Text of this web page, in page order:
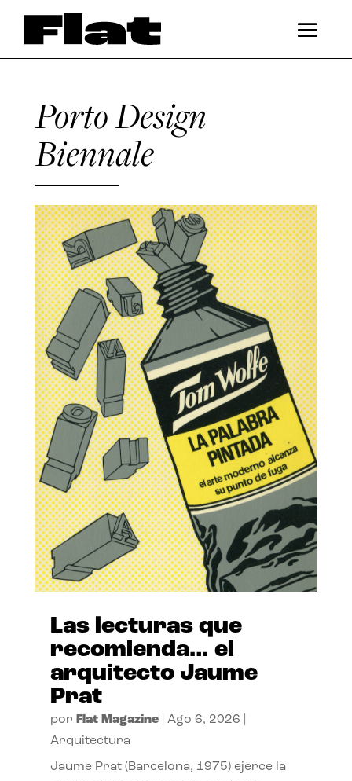
Porto Design
Biennale
Las lecturas que
recomienda… el
arquitecto Jaume
Prat
por Flat Magazine| Ago 6, 2026
Arquitectura
Jaume Prat (Barcelona, 1975) ejerce la